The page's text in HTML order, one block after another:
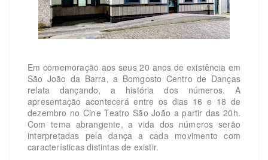
Em comemoração aos seus 20 anos de existência em
São João da Barra, a Bomgosto Centro de Danças
relata dançando, a história dos números. A
apresentação acontecerá entre os dias 16 e 18 de
dezembro no Cine Teatro São João a partir das 20h.
Com tema abrangente, a vida dos números serão
interpretadas pela dança a cada movimento com
características distintas de existir.